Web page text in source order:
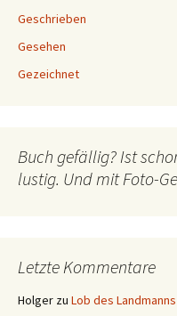
Geschrieben
Gesehen
Gezeichnet
Buch gefällig? Ist
lustig. Und mit Foto-
Letzte Kommentare
Holger zu Lob des Landmanns